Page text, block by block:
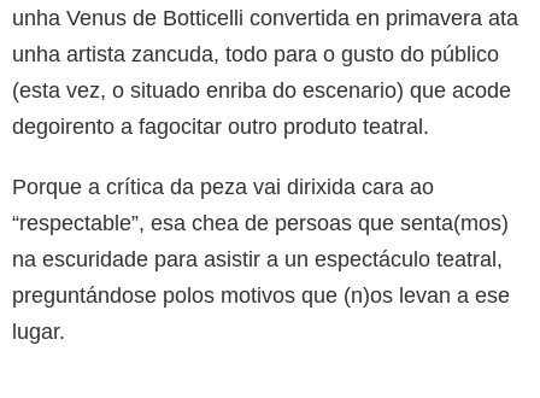
unha Venus de Botticelli convertida en primavera ata
unha artista zancuda, todo para o gusto do público
(esta vez, o situado enriba do escenario) que acode
degoirento a fagocitar outro produto teatral.
Porque a crítica da peza vai dirixida cara ao
“respectable”, esa chea de persoas que senta(mos)
na escuridade para asistir a un espectáculo teatral,
preguntándose polos motivos que (n)os levan a ese
lugar.